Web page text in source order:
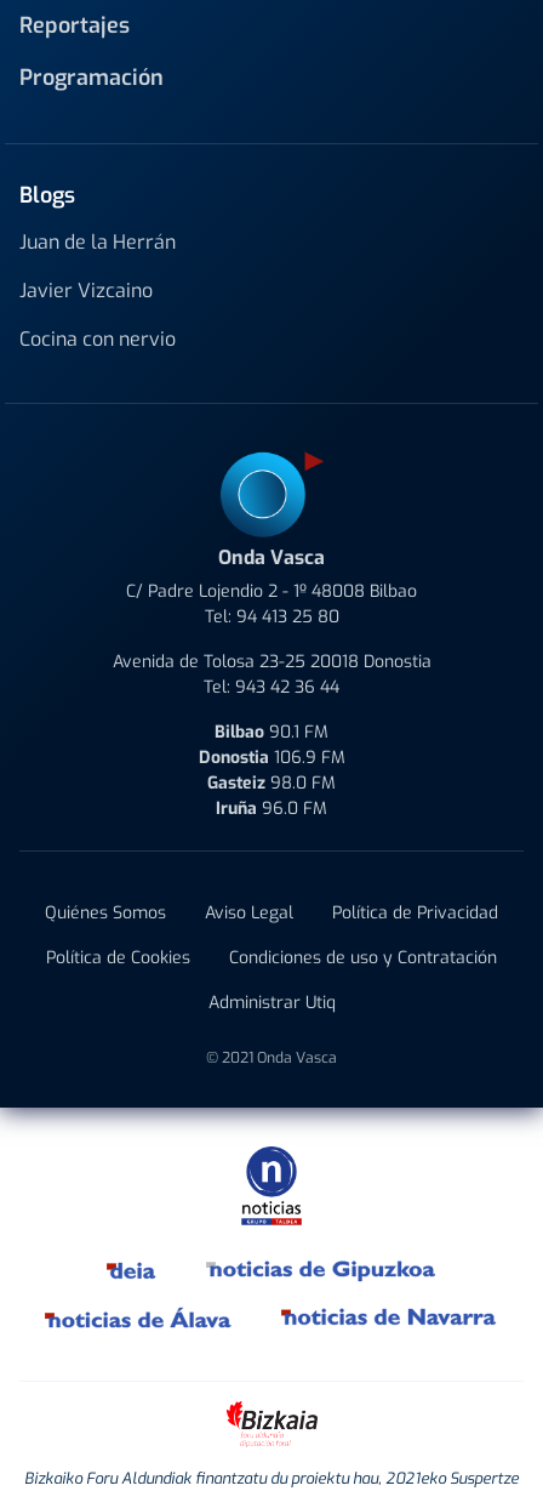
Reportajes
Programación
Blogs
Juan de la Herrán
Javier Vizcaino
Cocina con nervio
Onda Vasca
C/ Padre Lojendio 2 - 1º 48008 Bilbao
Tel: 94 413 25 80
Avenida de Tolosa 23-25 20018 Donostia
Tel: 943 42 36 44
Bilbao 90.1 FM
Donostia 106.9 FM
Gasteiz 98.0 FM
Iruña 96.0 FM
Quiénes Somos Aviso Legal
Política de Privacidad
Política de Cookies
Condiciones de uso y Contratación
Administrar Utiq
© 2021 Onda Vasca
Bizkaiko Foru Aldundiak finantzatu du proiektu hau, 2021eko Suspertze